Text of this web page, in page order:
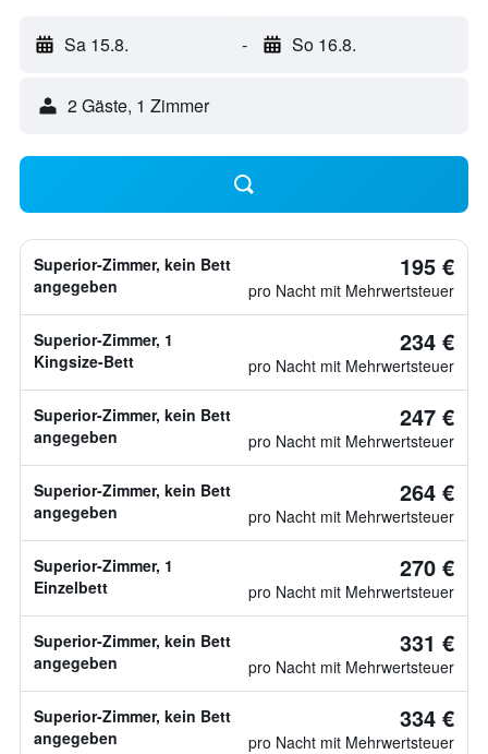
Sa 15.8. - So 16.8.
2 Gäste, 1 Zimmer
Superior-Zimmer, kein Bett
angegeben
195 €
pro Nacht mit Mehrwertsteuer
Superior-Zimmer, 1
Kingsize-Bett
234 €
pro Nacht mit Mehrwertsteuer
Superior-Zimmer, kein Bett
angegeben
247 €
pro Nacht mit Mehrwertsteuer
Superior-Zimmer, kein Bett
angegeben
264 €
pro Nacht mit Mehrwertsteuer
Superior-Zimmer, 1
Einzelbett
270 €
pro Nacht mit Mehrwertsteuer
Superior-Zimmer, kein Bett
angegeben
331 €
pro Nacht mit Mehrwertsteuer
Superior-Zimmer, kein Bett
angegeben
334 €
pro Nacht mit Mehrwertsteuer